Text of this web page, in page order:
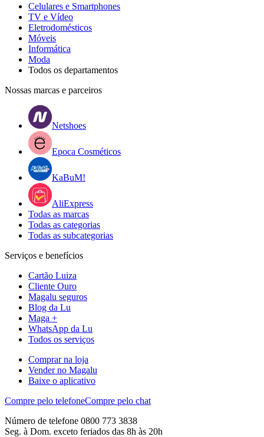
Celulares e Smartphones
TV e Vídeo
Eletrodomésticos
Móveis
Informática
Moda
Todos os departamentos
Nossas marcas e parceiros
Netshoes
Epoca Cosméticos
KaBuM!
AliExpress
Todas as marcas
Todas as categorias
Todas as subcategorias
Serviços e benefícios
Cartão Luiza
Cliente Ouro
Magalu seguros
Blog da Lu
Maga +
WhatsApp da Lu
Todos os serviços
Comprar na loja
Vender no Magalu
Baixe o aplicativo
Compre pelo telefoneCompre pelo chat
Número de telefone 0800 773 3838
Seg. à Dom. exceto feriados das 8h às 20h